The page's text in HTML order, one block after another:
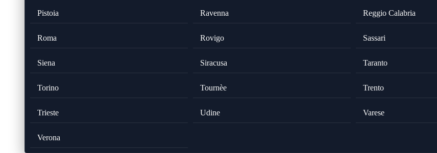
Pistoia Ravenna Reggio Calabria
Roma Rovigo Sassari
Siena Siracusa Taranto
Torino Tournèe Trento
Trieste Udine Varese
Verona